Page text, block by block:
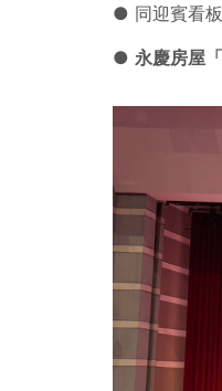
● 同迎賓看板
● 永慶房屋